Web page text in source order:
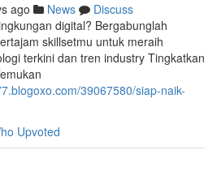
ago News
Discuss
digital? Bergabunglah
skillsetmu untuk meraih
terkini dan tren industry Tingkatkan
39067580/siap-naik-
Upvoted